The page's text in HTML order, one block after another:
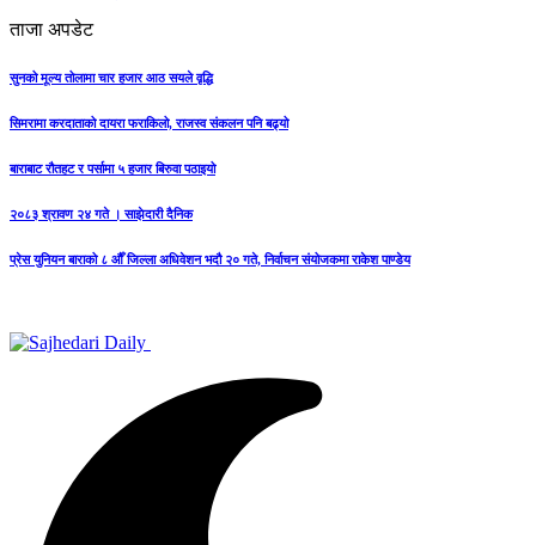
ताजा अपडेट
सुनको मूल्य तोलामा चार हजार आठ सयले वृद्धि
सिमरामा करदाताको दायरा फराकिलो, राजस्व संकलन पनि बढ्यो
बाराबाट रौतहट र पर्सामा ५ हजार बिरुवा पठाइयो
२०८३ श्रावण २४ गते । साझेदारी दैनिक
प्रेस युनियन बाराको ८ औँ जिल्ला अधिवेशन भदौ २० गते, निर्वाचन संयोजकमा राकेश पाण्डेय